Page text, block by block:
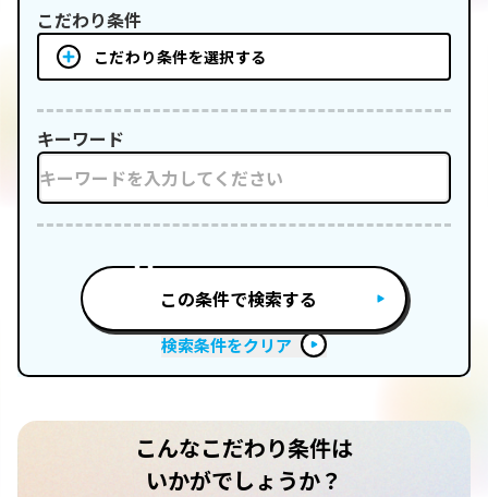
こだわり条件
こだわり条件を選択する
キーワード
この条件で検索する
検索条件をクリア
こんなこだわり条件は
いかがでしょうか？